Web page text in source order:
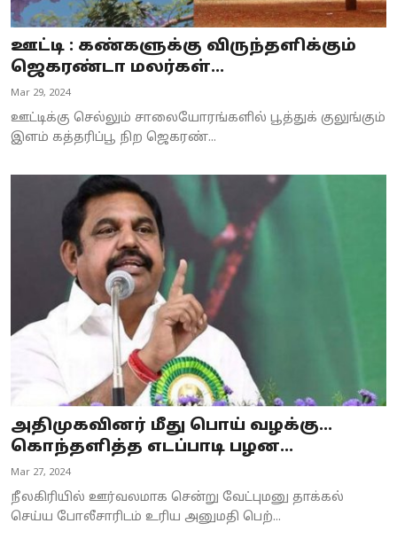
ஊட்டி : கண்களுக்கு விருந்தளிக்கும்
ஜெகரண்டா மலர்கள்...
Mar 29, 2024
ஊட்டிக்கு செல்லும் சாலையோரங்களில் பூத்துக் குலுங்கும்
இளம் கத்தரிப்பூ நிற ஜெகரண்...
அதிமுகவினர் மீது பொய் வழக்கு...
கொந்தளித்த எடப்பாடி பழன...
Mar 27, 2024
நீலகிரியில் ஊர்வலமாக சென்று வேட்புமனு தாக்கல்
செய்ய போலீசாரிடம் உரிய அனுமதி பெற்...